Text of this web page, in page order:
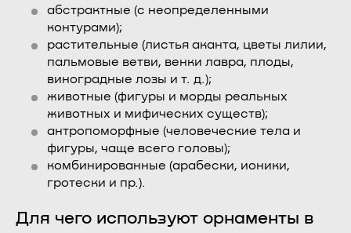
абстрактные (с неопределенными
контурами);
растительные (листья аканта, цветы лилии,
пальмовые ветви, венки лавра, плоды,
виноградные лозы и т. д.);
животные (фигуры и морды реальных
животных и мифических существ);
антропоморфные (человеческие тела и
фигуры, чаще всего головы);
комбинированные (арабески, ионики,
гротески и пр.).
Для чего используют орнаменты в